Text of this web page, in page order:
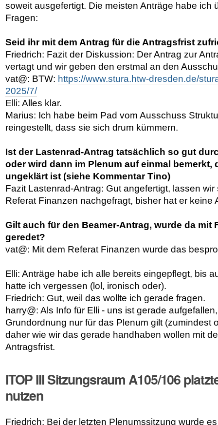
soweit ausgefertigt. Die meisten Anträge habe ich
Fragen:
Seid ihr mit dem Antrag für die Antragsfrist
Friedrich: Fazit der Diskussion: Der Antrag zur
vertagt und wir geben den erstmal an den
vat@: BTW: https://www.stura.htw-dresden.de/
2025/7/
Elli: Alles klar.
Marius: Ich habe beim Pad vom Ausschuss
reingestellt, dass sie sich drum kümmern.
Ist der Lastenrad-Antrag tatsächlich so gut
oder wird dann im Plenum auf einmal bemerkt,
ungeklärt ist (siehe Kommentar Tino)
Fazit Lastenrad-Antrag: Gut angefertigt, lassen
Referat Finanzen nachgefragt, bisher hat er keine
Gilt auch für den Beamer-Antrag, wurde da mit
geredet?
vat@: Mit dem Referat Finanzen wurde das
Elli: Anträge habe ich alle bereits eingepflegt, bis
hatte ich vergessen (lol, ironisch oder).
Friedrich: Gut, weil das wollte ich gerade fragen.
harry@: Als Info für Elli - uns ist gerade
Grundordnung nur für das Plenum gilt (zumindest
daher wie wir das gerade handhaben wollen mit
Antragsfrist.
ITOP III Sitzungsraum A105/106
nutzen
Friedrich: Bei der letzten Plenumssitzung wurde